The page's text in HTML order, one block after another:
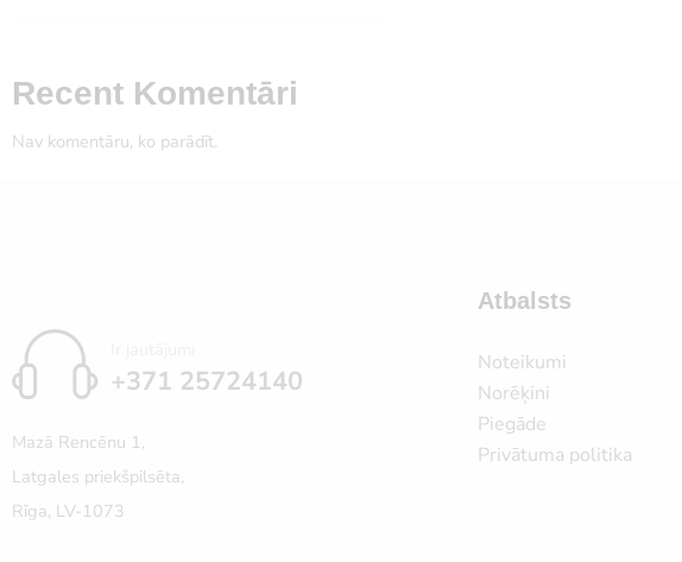
Recent Komentāri
Nav komentāru, ko parādīt.
+371 25724140
Mazā Rencēnu 1,
Latgales priekšpilsēta,
Rīga, LV-1073
Atbalsts
Noteikumi
Norēķini
Piegāde
Privātuma politika